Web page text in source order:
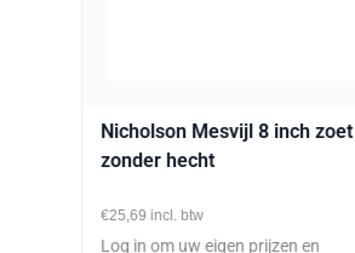
Nicholson Mesvijl 8 inch zoet
zonder hecht
€25,69 incl. btw
Log in om uw eigen prijzen en